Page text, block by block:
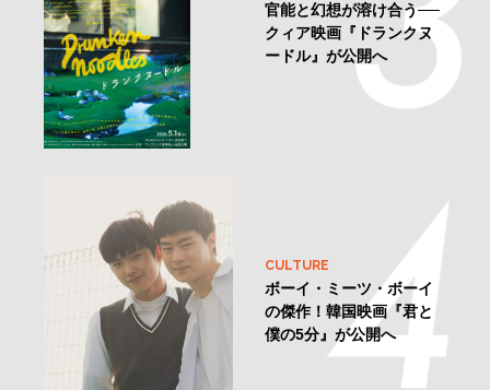
官能と幻想が溶け合う──
クィア映画『ドランクヌ
ードル』が公開へ
CULTURE
ボーイ・ミーツ・ボーイ
の傑作！韓国映画『君と
僕の5分』が公開へ